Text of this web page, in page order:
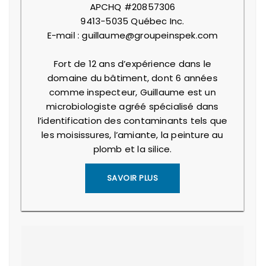
APCHQ #20857306
9413-5035 Québec Inc.
E-mail : guillaume@groupeinspek.com
Fort de 12 ans d’expérience dans le
domaine du bâtiment, dont 6 années
comme inspecteur, Guillaume est un
microbiologiste agréé spécialisé dans
l’identification des contaminants tels que
les moisissures, l’amiante, la peinture au
plomb et la silice.
SAVOIR PLUS